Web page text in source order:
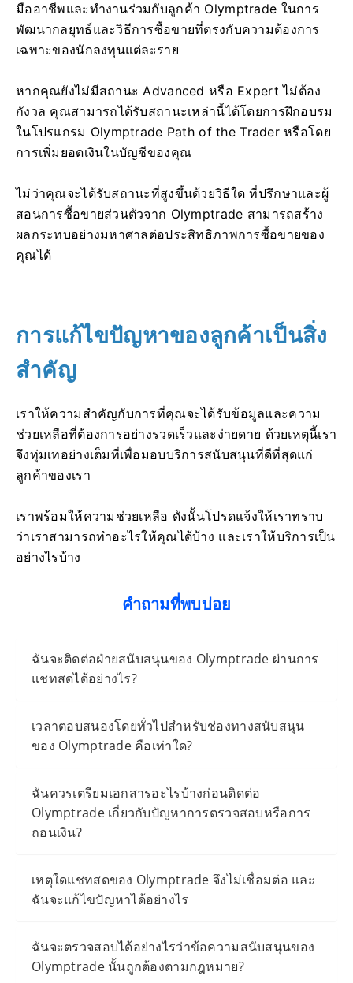
มืออาชีพและทำงานร่วมกับลูกค้า Olymptrade ในการ
พัฒนากลยุทธ์และวิธีการซื้อขายที่ตรงกับความต้องการ
เฉพาะของนักลงทุนแต่ละราย
หากคุณยังไม่มีสถานะ Advanced หรือ Expert ไม่ต้อง
กังวล คุณสามารถได้รับสถานะเหล่านี้ได้โดยการฝึกอบรม
ในโปรแกรม Olymptrade Path of the Trader หรือโดย
การเพิ่มยอดเงินในบัญชีของคุณ
ไม่ว่าคุณจะได้รับสถานะที่สูงขึ้นด้วยวิธีใด ที่ปรึกษาและผู้
สอนการซื้อขายส่วนตัวจาก Olymptrade สามารถสร้าง
ผลกระทบอย่างมหาศาลต่อประสิทธิภาพการซื้อขายของ
คุณได้
การแก้ไขปัญหาของลูกค้าเป็นสิ่ง
สำคัญ
เราให้ความสำคัญกับการที่คุณจะได้รับข้อมูลและความ
ช่วยเหลือที่ต้องการอย่างรวดเร็วและง่ายดาย ด้วยเหตุนี้เรา
จึงทุ่มเทอย่างเต็มที่เพื่อมอบบริการสนับสนุนที่ดีที่สุดแก่
ลูกค้าของเรา
เราพร้อมให้ความช่วยเหลือ ดังนั้นโปรดแจ้งให้เราทราบ
ว่าเราสามารถทำอะไรให้คุณได้บ้าง และเราให้บริการเป็น
อย่างไรบ้าง
คำถามที่พบบ่อย
ฉันจะติดต่อฝ่ายสนับสนุนของ Olymptrade ผ่านการ
แชทสดได้อย่างไร?
เวลาตอบสนองโดยทั่วไปสำหรับช่องทางสนับสนุน
ของ Olymptrade คือเท่าใด?
ฉันควรเตรียมเอกสารอะไรบ้างก่อนติดต่อ
Olymptrade เกี่ยวกับปัญหาการตรวจสอบหรือการ
ถอนเงิน?
เหตุใดแชทสดของ Olymptrade จึงไม่เชื่อมต่อ และ
ฉันจะแก้ไขปัญหาได้อย่างไร
ฉันจะตรวจสอบได้อย่างไรว่าข้อความสนับสนุนของ
Olymptrade นั้นถูกต้องตามกฎหมาย?